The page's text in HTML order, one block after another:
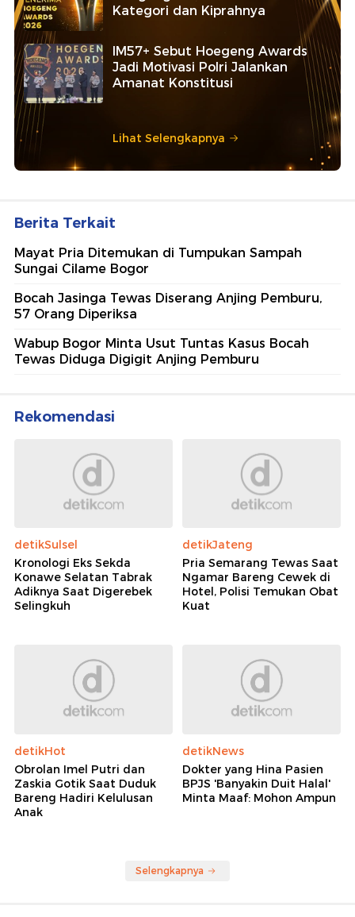
Kategori dan Kiprahnya
IM57+ Sebut Hoegeng Awards
Jadi Motivasi Polri Jalankan
Amanat Konstitusi
Lihat Selengkapnya
Berita Terkait
Mayat Pria Ditemukan di Tumpukan Sampah
Sungai Cilame Bogor
Bocah Jasinga Tewas Diserang Anjing Pemburu,
57 Orang Diperiksa
Wabup Bogor Minta Usut Tuntas Kasus Bocah
Tewas Diduga Digigit Anjing Pemburu
Rekomendasi
detikSulsel
Kronologi Eks Sekda
Konawe Selatan Tabrak
Adiknya Saat Digerebek
Selingkuh
detikJateng
Pria Semarang Tewas Saat
Ngamar Bareng Cewek di
Hotel, Polisi Temukan Obat
Kuat
detikHot
Obrolan Imel Putri dan
Zaskia Gotik Saat Duduk
Bareng Hadiri Kelulusan
Anak
detikNews
Dokter yang Hina Pasien
BPJS 'Banyakin Duit Halal'
Minta Maaf: Mohon Ampun
Selengkapnya